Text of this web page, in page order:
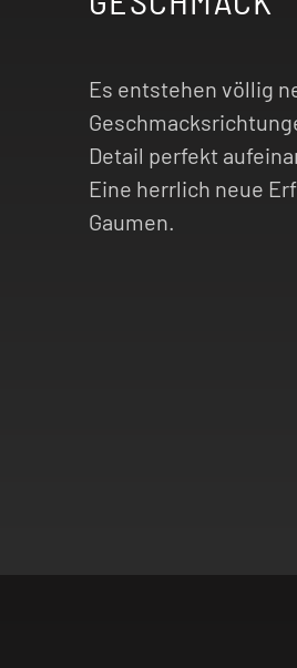
Es entstehen völlig
Detail perfekt
Eine herrlich neue
Gaumen.